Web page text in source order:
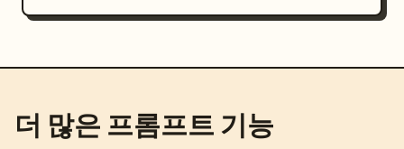
더 많은 프롬프트 기능